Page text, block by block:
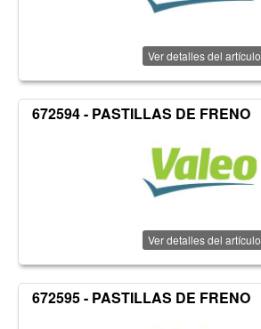
Ver detalles del artículo
672594 - PASTILLAS DE FRENO
Ver detalles del artículo
672595 - PASTILLAS DE FRENO